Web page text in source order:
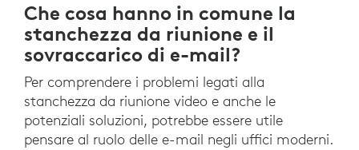
Che cosa hanno in comune la
stanchezza da riunione e il
sovraccarico di e-mail?
Per comprendere i problemi legati alla
stanchezza da riunione video e anche le
potenziali soluzioni, potrebbe essere utile
pensare al ruolo delle e-mail negli uffici moderni.